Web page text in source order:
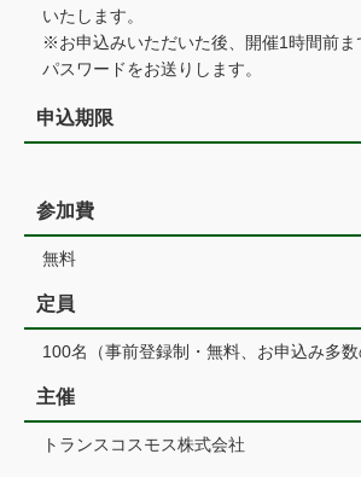
いたします。
※お申込みいただいた後、開催1時間前ま
パスワードをお送りします。
申込期限
参加費
無料
定員
100名（事前登録制・無料、お申込み多数
主催
トランスコスモス株式会社